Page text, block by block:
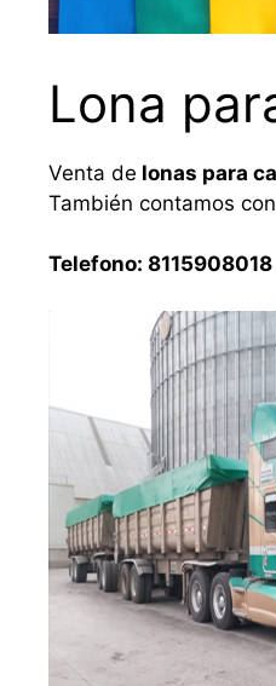
Lona
Venta de lonas para
También contamos
Telefono: